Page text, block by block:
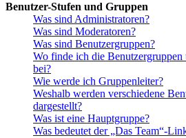
Benutzer-Stufen und Gruppen
Was sind Administratoren?
Was sind Moderatoren?
Was sind Benutzergruppen?
Wo finde ich die
bei?
Wie werde ich Gruppenleiter?
Weshalb werden verschiedene
dargestellt?
Was ist eine Hauptgruppe?
Was bedeutet der „Das Team“-